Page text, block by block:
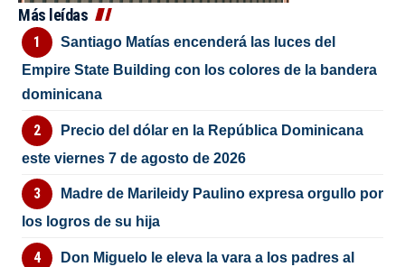
Más leídas
Santiago Matías encenderá las luces del
Empire State Building con los colores de la bandera
dominicana
Precio del dólar en la República Dominicana
este viernes 7 de agosto de 2026
Madre de Marileidy Paulino expresa orgullo por
los logros de su hija
Don Miguelo le eleva la vara a los padres al